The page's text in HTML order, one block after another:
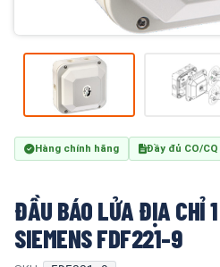
Hàng chính hãng Đầy đủ CO/CQ
ĐẦU BÁO LỬA ĐỊA CHỈ
SIEMENS FDF221-9